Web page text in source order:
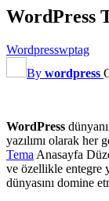
WordPress
Wordpresswptag
By wordpress
WordPress
yazılımı olarak her
Tema Anasayfa
ve özellikle entegre
dünyasını domine